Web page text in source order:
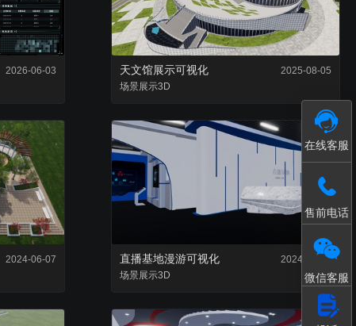
在线客服
售前电话
微信客服
2026-06-03
天文馆展示可视化
2025-08-05
场景展示3D
2024-06-07
直播基地漫游可视化
2024-03-12
场景展示3D